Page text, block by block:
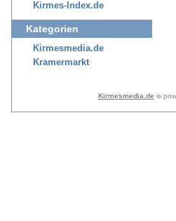
Kirmes-Index.de
Kategorien
Kirmesmedia.de
Kramermarkt
Kirmesmedia.de is